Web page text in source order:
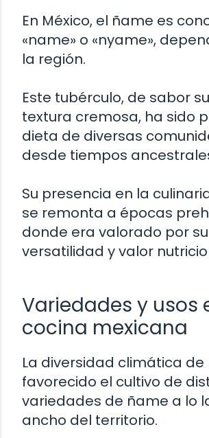
En México, el ñame es
«name» o «nyame»,
la región.
Este tubérculo, de sabor
textura cremosa, ha sido
dieta de diversas
desde tiempos
Su presencia en la
se remonta a épocas
donde era valorado por su
versatilidad y valor
Variedades y usos
cocina mexicana
La diversidad climática de
favorecido el cultivo de
variedades de ñame a lo
ancho del territorio.